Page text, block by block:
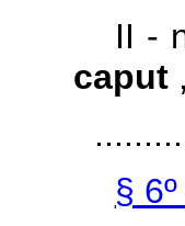
II -
caput
§ 6º